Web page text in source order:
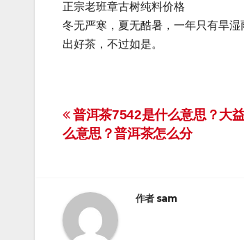
正宗老班章古树纯料价格
冬无严寒，夏无酷暑，一年只有旱
出好茶，不过如是。
文
章
航
普洱茶7542是什么意思？大
么意思？普洱茶怎么分
作者 sam